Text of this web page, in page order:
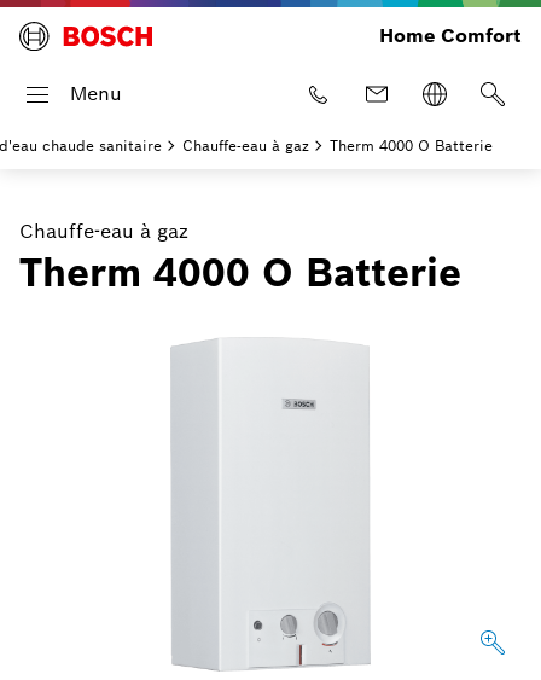
Home Comfort
Menu
chaude sanitaire Chauffe-eau à gaz Therm 4000 O Batterie
Chauffe-eau à gaz
Therm 4000 O Batterie